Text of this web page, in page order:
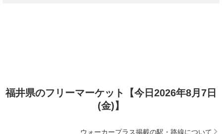
福井県のフリーマーケット【今日2026年8月7日
(金)】
ウォーカープラス掲載の駅・路線について